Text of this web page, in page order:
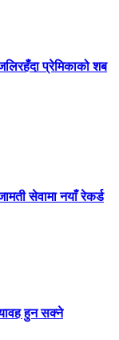
प्रेमिकाको शब
सेवामा नयाँ रेकर्ड
हुन सक्ने